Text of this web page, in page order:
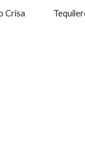
Crisa